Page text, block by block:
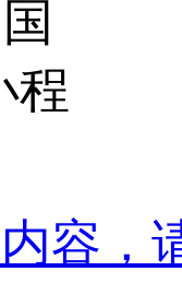
容，